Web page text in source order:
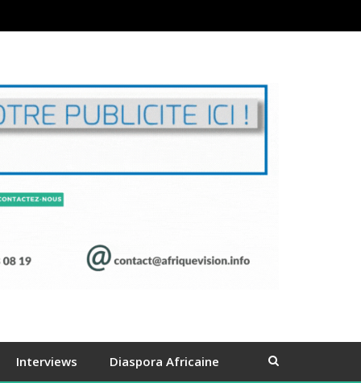
Interviews Diaspora Africaine